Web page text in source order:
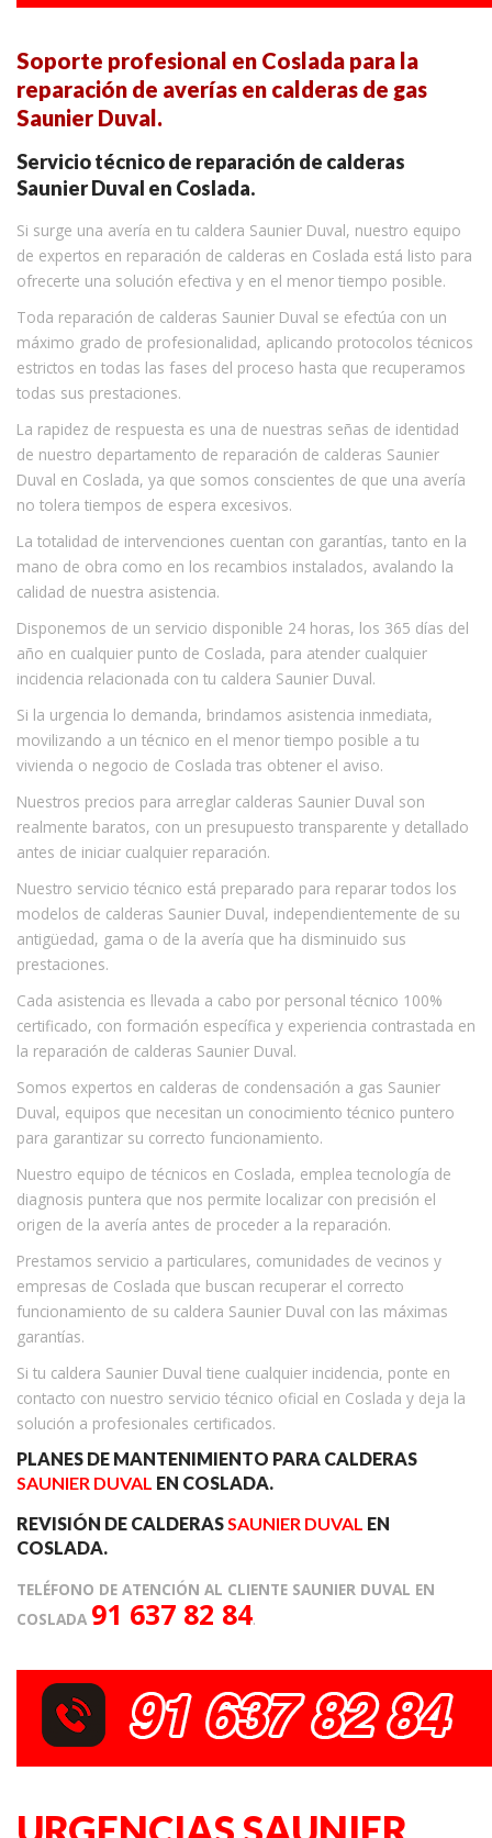
Soporte profesional en Coslada para la
reparación de averías en calderas de gas
Saunier Duval.
Servicio técnico de reparación de calderas
Saunier Duval en Coslada.
Si surge una avería en tu caldera Saunier Duval, nuestro equipo
de expertos en reparación de calderas en Coslada está listo para
ofrecerte una solución efectiva y en el menor tiempo posible.
Toda reparación de calderas Saunier Duval se efectúa con un
máximo grado de profesionalidad, aplicando protocolos técnicos
estrictos en todas las fases del proceso hasta que recuperamos
todas sus prestaciones.
La rapidez de respuesta es una de nuestras señas de identidad
de nuestro departamento de reparación de calderas Saunier
Duval en Coslada, ya que somos conscientes de que una avería
no tolera tiempos de espera excesivos.
La totalidad de intervenciones cuentan con garantías, tanto en la
mano de obra como en los recambios instalados, avalando la
calidad de nuestra asistencia.
Disponemos de un servicio disponible 24 horas, los 365 días del
año en cualquier punto de Coslada, para atender cualquier
incidencia relacionada con tu caldera Saunier Duval.
Si la urgencia lo demanda, brindamos asistencia inmediata,
movilizando a un técnico en el menor tiempo posible a tu
vivienda o negocio de Coslada tras obtener el aviso.
Nuestros precios para arreglar calderas Saunier Duval son
realmente baratos, con un presupuesto transparente y detallado
antes de iniciar cualquier reparación.
Nuestro servicio técnico está preparado para reparar todos los
modelos de calderas Saunier Duval, independientemente de su
antigüedad, gama o de la avería que ha disminuido sus
prestaciones.
Cada asistencia es llevada a cabo por personal técnico 100%
certificado, con formación específica y experiencia contrastada en
la reparación de calderas Saunier Duval.
Somos expertos en calderas de condensación a gas Saunier
Duval, equipos que necesitan un conocimiento técnico puntero
para garantizar su correcto funcionamiento.
Nuestro equipo de técnicos en Coslada, emplea tecnología de
diagnosis puntera que nos permite localizar con precisión el
origen de la avería antes de proceder a la reparación.
Prestamos servicio a particulares, comunidades de vecinos y
empresas de Coslada que buscan recuperar el correcto
funcionamiento de su caldera Saunier Duval con las máximas
garantías.
Si tu caldera Saunier Duval tiene cualquier incidencia, ponte en
contacto con nuestro servicio técnico oficial en Coslada y deja la
solución a profesionales certificados.
PLANES DE MANTENIMIENTO PARA CALDERAS
SAUNIER DUVAL EN COSLADA.
REVISIÓN DE CALDERASSAUNIER DUVAL EN
COSLADA.
TELÉFONO DE ATENCIÓN AL CLIENTE SAUNIER DUVAL EN
COSLADA 91 637 82 84.